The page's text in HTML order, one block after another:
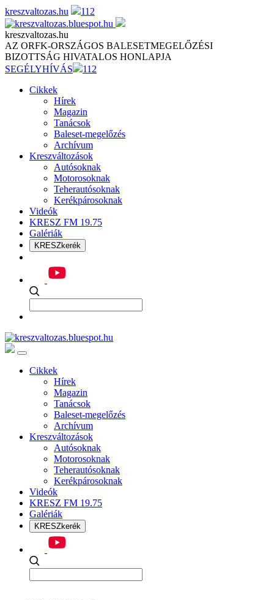
Skip
to
content
kreszvaltozas.hu 112
kreszvaltozas.hu
AZ ORFK-ORSZÁGOS BALESETMEGELŐZÉSI
BIZOTTSÁG HIVATALOS HONLAPJA
SEGÉLYHÍVÁS
112
Cikkek
Hírek
Magazin
Tanácsok
Baleset-megelőzés
Archívum
Kreszváltozások
Autósoknak
Motorosoknak
Teherautósoknak
Kerékpárosoknak
Videók
KRESZ FM 19.75
Galériák
KRESZkerék
Cikkek
Hírek
Magazin
Tanácsok
Baleset-megelőzés
Archívum
Kreszváltozások
Autósoknak
Motorosoknak
Teherautósoknak
Kerékpárosoknak
Videók
KRESZ FM 19.75
Galériák
KRESZkerék